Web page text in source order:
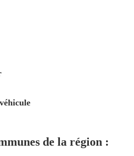
de la région :